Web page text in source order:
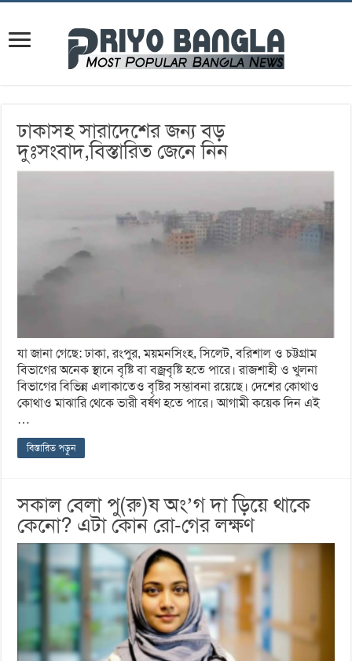
ঢাকাসহ সারাদেশের জন্য বড়
দুঃসংবাদ,বিস্তারিত জেনে নিন
যা জানা গেছে: ঢাকা, রংপুর, ময়মনসিংহ, সিলেট, বরিশাল ও চট্টগ্রাম
বিভাগের অনেক স্থানে বৃষ্টি বা বজ্রবৃষ্টি হতে পারে। রাজশাহী ও খুলনা
বিভাগের বিভিন্ন এলাকাতেও বৃষ্টির সম্ভাবনা রয়েছে। দেশের কোথাও
কোথাও মাঝারি থেকে ভারী বর্ষণ হতে পারে। আগামী কয়েক দিন এই
…
বিস্তারিত পড়ুন
সকাল বেলা পু(রু)ষ অং’গ দা ড়িয়ে থাকে
কেনো? এটা কোন রো-গের লক্ষণ